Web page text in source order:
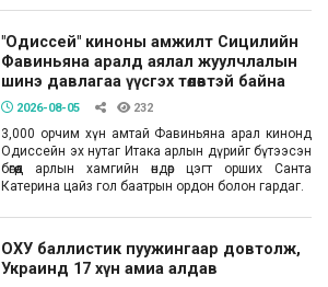
"Одиссей" киноны амжилт Сицилийн
Фавиньяна аралд аялал жуулчлалын
шинэ давлагаа үүсгэх төлөвтэй байна
2026-08-05 232
3,000 орчим хүн амтай Фавиньяна арал кинонд
Одиссейн эх нутаг Итака арлын дүрийг бүтээсэн
бөгөөд арлын хамгийн өндөр цэгт орших Санта
Катерина цайз гол баатрын ордон болон гардаг.
ОХУ баллистик пуужингаар довтолж,
Украинд 17 хүн амиа алдав